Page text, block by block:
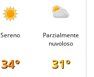
Sereno
Parzialmente
nuvoloso
34° 31°